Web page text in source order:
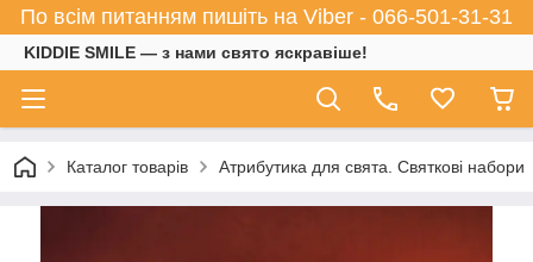
По всім питанням пишіть на Viber - 066-501-31-31
KIDDIE SMILE — з нами свято яскравіше!
Каталог товарів Атрибутика для свята. Святкові набори